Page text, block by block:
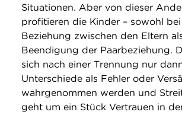
Situationen. Aber von dieser
profitieren die Kinder – sowohl
Beziehung zwischen den Eltern
Beendigung der Paarbeziehung.
sich nach einer Trennung nur
Unterschiede als Fehler oder
wahrgenommen werden und
geht um ein Stück Vertrauen in